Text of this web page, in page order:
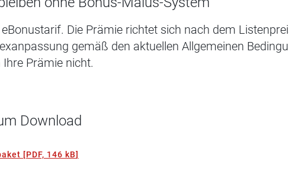
Die Prämie richtet sich nach dem
gemäß den aktuellen Allgemeinen
Prämie nicht.
Download
[PDF, 146 kB]